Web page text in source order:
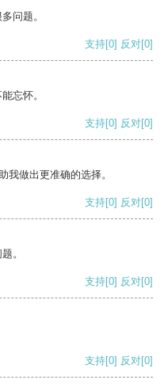
问题。
支持[0] 反对[0]
忘怀。
支持[0] 反对[0]
我做出更准确的选择。
支持[0] 反对[0]
。
支持[0] 反对[0]
支持[0] 反对[0]